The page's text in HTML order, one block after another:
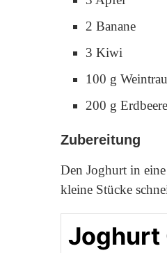
2 Banane
3 Kiwi
100 g
200 g
Zubereitung
Den Joghurt in
kleine Stücke
Joghurt